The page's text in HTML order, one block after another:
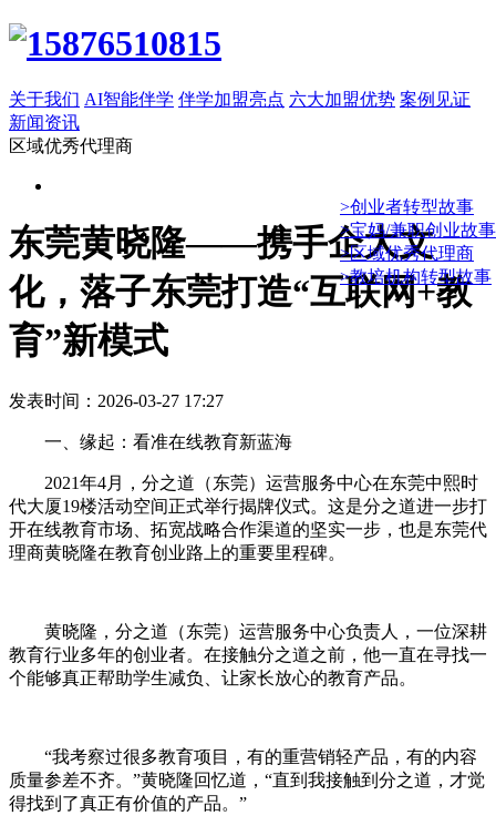
关于我们 AI智能伴学 伴学加盟亮点 六大加盟优势 案例见证
新闻资讯
区域优秀代理商
>创业者转型故事
>宝妈/兼职创业故事
>区域优秀代理商
>教培机构转型故事
东莞黄晓隆——携手企大文
化，落子东莞打造“互联网+教
育”新模式
发表时间：2026-03-27 17:27
一、缘起：看准在线教育新蓝海
2021年4月，分之道（东莞）运营服务中心在东莞中熙时
代大厦19楼活动空间正式举行揭牌仪式。这是分之道进一步打
开在线教育市场、拓宽战略合作渠道的坚实一步，也是东莞代
理商黄晓隆在教育创业路上的重要里程碑。
黄晓隆，分之道（东莞）运营服务中心负责人，一位深耕
教育行业多年的创业者。在接触分之道之前，他一直在寻找一
个能够真正帮助学生减负、让家长放心的教育产品。
“我考察过很多教育项目，有的重营销轻产品，有的内容
质量参差不齐。”黄晓隆回忆道，“直到我接触到分之道，才觉
得找到了真正有价值的产品。”